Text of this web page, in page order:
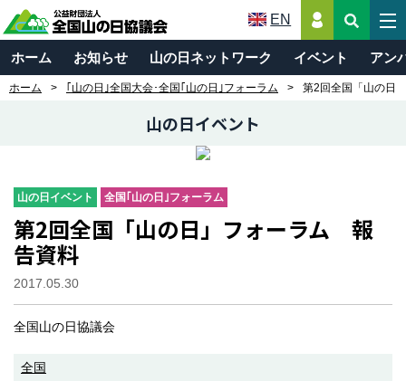
EN
ホーム お知らせ 山の日ネットワーク イベント アン
ホーム ｢山の日｣全国大会･全国｢山の日｣フォーラム 第2回全国「山の日
山の日イベント
山の日イベント 全国｢山の日｣フォーラム
第2回全国「山の日」フォーラム 報
告資料
2017.05.30
全国山の日協議会
全国